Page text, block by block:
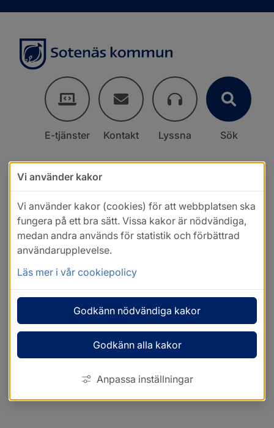
E-tjänster Kontakt Lyssna Sök
Vi använder kakor
Vi använder kakor (cookies) för att webbplatsen ska
fungera på ett bra sätt. Vissa kakor är nödvändiga,
medan andra används för statistik och förbättrad
användarupplevelse.
Läs mer i vår cookiepolicy
Godkänn nödvändiga kakor
Godkänn alla kakor
Anpassa inställningar